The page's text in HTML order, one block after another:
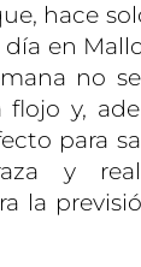
hace
en
no
flojo y,
para
y
la